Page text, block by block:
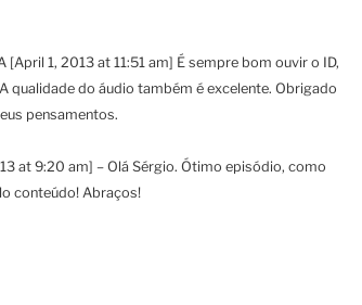
[April 1, 2013 at 11:51 am] É sempre bom ouvir o ID,
qualidade do áudio também é excelente. Obrigado
pensamentos.
at 9:20 am] – Olá Sérgio. Ótimo episódio, como
conteúdo! Abraços!